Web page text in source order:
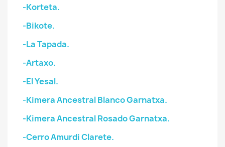
-Korteta.
-Bikote.
-La Tapada.
-Artaxo.
-El Yesal.
-Kimera Ancestral Blanco Garnatxa.
-Kimera Ancestral Rosado Garnatxa.
-Cerro Amurdi Clarete.